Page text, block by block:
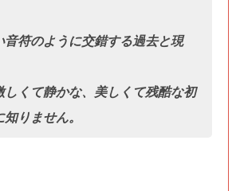
音符のように交錯する過去と現
しくて静かな、美しくて残酷な初
りません。